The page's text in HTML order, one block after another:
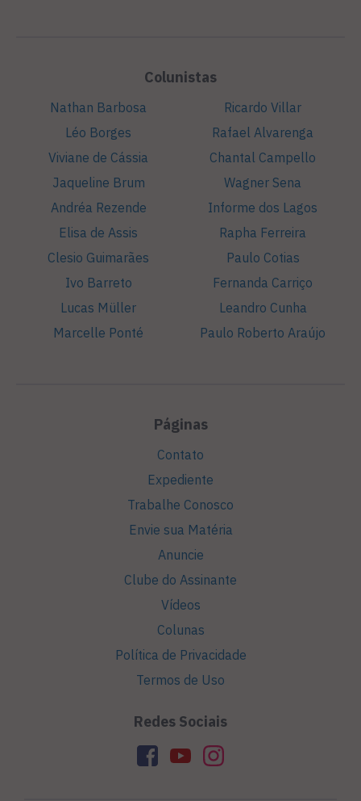
Colunistas
Nathan Barbosa
Léo Borges
Viviane de Cássia
Jaqueline Brum
Andréa Rezende
Elisa de Assis
Clesio Guimarães
Ivo Barreto
Lucas Müller
Marcelle Ponté
Ricardo Villar
Rafael Alvarenga
Chantal Campello
Wagner Sena
Informe dos Lagos
Rapha Ferreira
Paulo Cotias
Fernanda Carriço
Leandro Cunha
Paulo Roberto Araújo
Páginas
Contato
Expediente
Trabalhe Conosco
Envie sua Matéria
Anuncie
Clube do Assinante
Vídeos
Colunas
Política de Privacidade
Termos de Uso
Redes Sociais